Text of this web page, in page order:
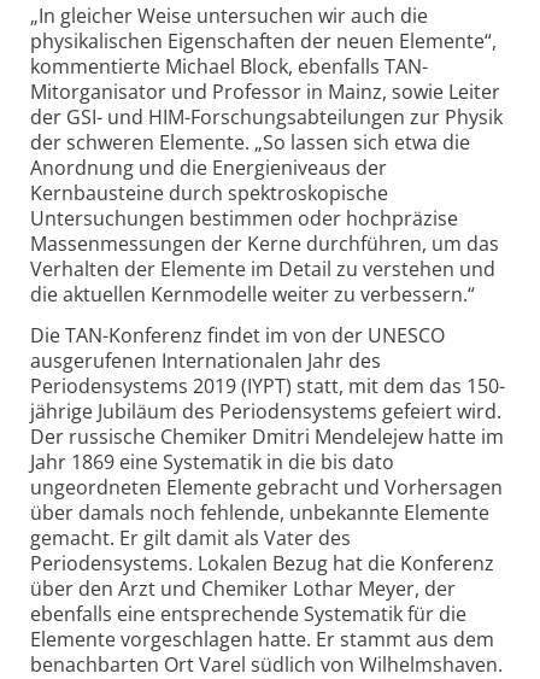
„In gleicher Weise untersuchen wir auch die
physikalischen Eigenschaften der neuen Elemente“,
kommentierte Michael Block, ebenfalls TAN-
Mitorganisator und Professor in Mainz, sowie Leiter
der GSI- und HIM-Forschungs­abteilungen zur Physik
der schweren Elemente. „So lassen sich etwa die
Anordnung und die Energieniveaus der
Kernbausteine durch spektroskopische
Untersuchungen bestimmen oder hochpräzise
Massenmessungen der Kerne durchführen, um das
Verhalten der Elemente im Detail zu verstehen und
die aktuellen Kernmodelle weiter zu verbessern.“
Die TAN-Konferenz findet im von der UNESCO
ausgerufenen Internationalen Jahr des
Periodensystems 2019 (IYPT) statt, mit dem das 150-
jährige Jubiläum des Periodensystems gefeiert wird.
Der russische Chemiker Dmitri Mendelejew hatte im
Jahr 1869 eine Systematik in die bis dato
ungeordneten Elemente gebracht und Vorhersagen
über damals noch fehlende, unbekannte Elemente
gemacht. Er gilt damit als Vater des
Periodensystems. Lokalen Bezug hat die Konferenz
über den Arzt und Chemiker Lothar Meyer, der
ebenfalls eine entsprechende Systematik für die
Elemente vorgeschlagen hatte. Er stammt aus dem
benachbarten Ort Varel südlich von Wilhelmshaven.